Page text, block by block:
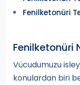
Fenilketonüri
Fenilketonüri
Vücudumuzu
konulardan biri